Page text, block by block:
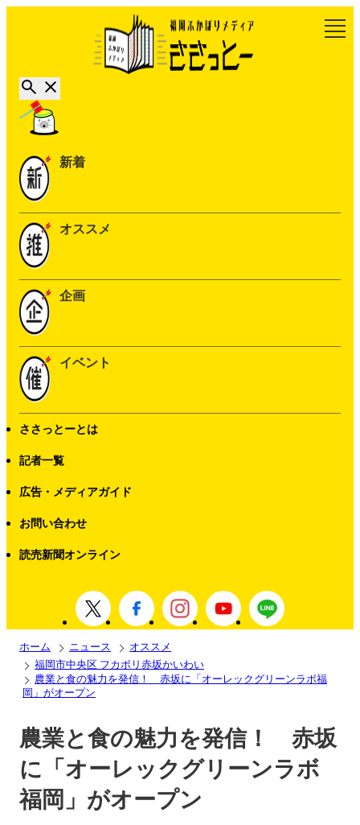
新着
オススメ
企画
イベント
ささっとーとは
記者一覧
広告・メディアガイド
お問い合わせ
読売新聞オンライン
ホーム ニュース
オススメ
福岡市中央区 フカボリ赤坂かいわい
農業と食の魅力を発信！ 赤坂に「オーレックグリーンラボ福
岡」がオープン
農業と食の魅力を発信！ 赤坂
に「オーレックグリーンラボ
福岡」がオープン